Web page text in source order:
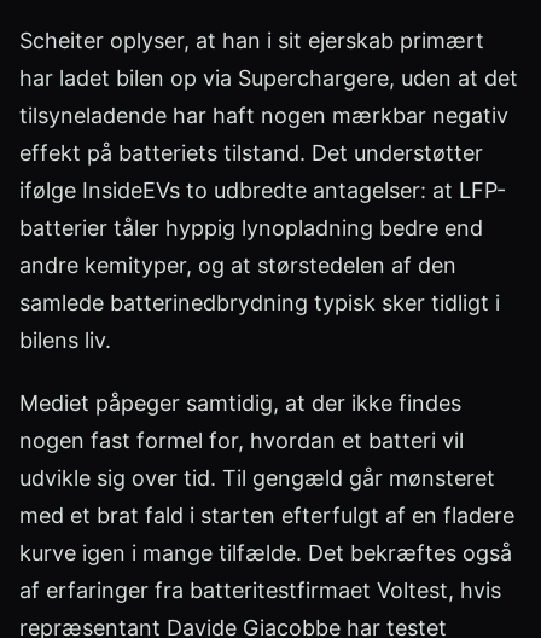
Scheiter oplyser, at han i sit ejerskab primært
har ladet bilen op via Superchargere, uden at det
tilsyneladende har haft nogen mærkbar negativ
effekt på batteriets tilstand. Det understøtter
ifølge InsideEVs to udbredte antagelser: at LFP-
batterier tåler hyppig lynopladning bedre end
andre kemityper, og at størstedelen af den
samlede batterinedbrydning typisk sker tidligt i
bilens liv.
Mediet påpeger samtidig, at der ikke findes
nogen fast formel for, hvordan et batteri vil
udvikle sig over tid. Til gengæld går mønsteret
med et brat fald i starten efterfulgt af en fladere
kurve igen i mange tilfælde. Det bekræftes også
af erfaringer fra batteritestfirmaet Voltest, hvis
repræsentant Davide Giacobbe har testet